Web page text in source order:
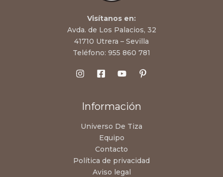
Visítanos en:
Avda. de Los Palacios, 32
41710 Utrera – Sevilla
Teléfono: 955 860 781
Información
Universo De Tiza
Equipo
Contacto
Política de privacidad
Aviso legal